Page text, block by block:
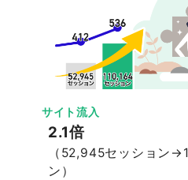
サイト流入
2.1倍
（52,945セッション
ン）